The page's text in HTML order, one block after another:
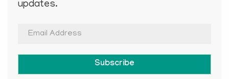
updates.
Subscribe